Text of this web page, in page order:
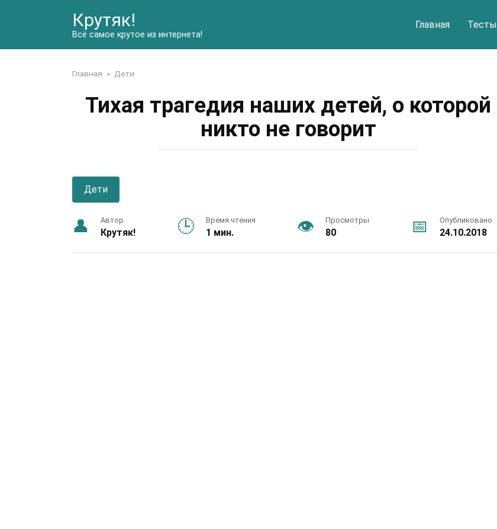
Крутяк!
Всё самое крутое из интернета!
Главная Тесты
Главная » Дети
Тихая трагедия наших детей, о которой
никто не говорит
Дети
Автор
Крутяк!
Время чтения
1 мин.
Просмотры
80
Опубликовано
24.10.2018